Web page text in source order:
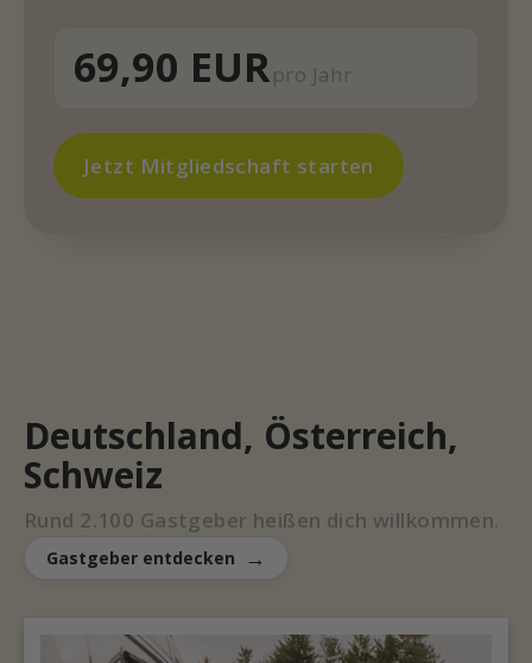
69,90 EURpro Jahr
Jetzt Mitgliedschaft starten
Deutschland, Österreich,
Schweiz
Rund 2.100 Gastgeber heißen dich willkommen.
Gastgeber entdecken